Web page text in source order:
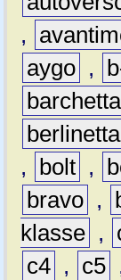
,
aygo ,
barchetta
berlinetta
,
bolt ,
bravo ,
klasse ,
c4 , c5